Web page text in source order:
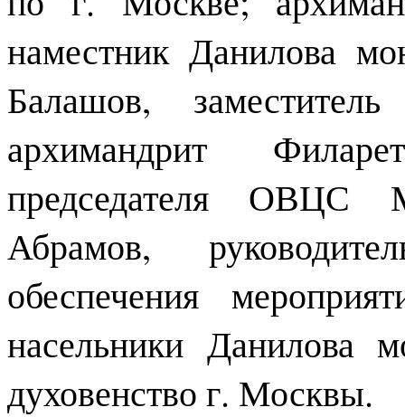
наместник Данилова
Балашов,
архимандрит
председателя ОВЦС
Абрамов,
обеспечения
насельники Данилова
духовенство г. Москвы.